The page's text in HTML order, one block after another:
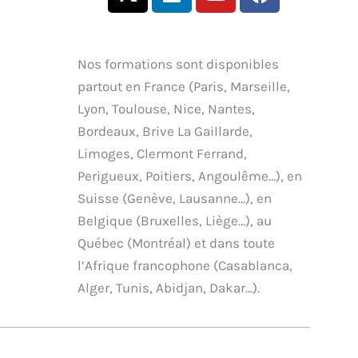
i
t
t
r
e
d
i
n
u
b
e
b
o
Nos formations sont disponibles
partout en France (Paris, Marseille,
Lyon, Toulouse, Nice, Nantes,
Bordeaux, Brive La Gaillarde,
Limoges, Clermont Ferrand,
Perigueux, Poitiers, Angoulême…), en
Suisse (Genève, Lausanne…), en
Belgique (Bruxelles, Liège…), au
Québec (Montréal) et dans toute
l’Afrique francophone (Casablanca,
Alger, Tunis, Abidjan, Dakar…).